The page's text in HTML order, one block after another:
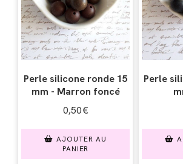
Perle silicone ronde 15
mm - Marron foncé
0,50€
AJOUTER AU
PANIER
Perle